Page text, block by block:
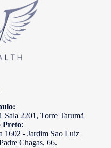
Sala 2201, Torre Tarumã
:
1602 - Jardim Sao Luiz
Chagas, 66.